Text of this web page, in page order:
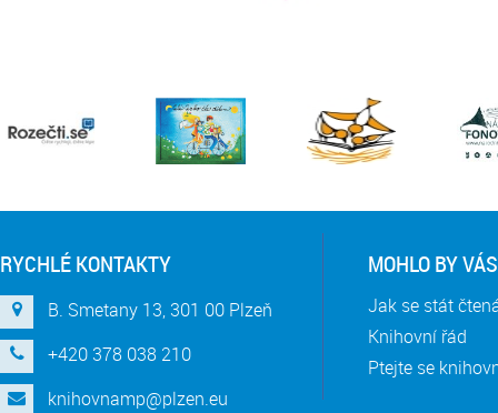
RYCHLÉ KONTAKTY
B. Smetany 13, 301 00 Plzeň
+420 378 038 210
knihovnamp@plzen.eu
MOHLO BY
Jak se stát
Knihovní řád
Ptejte se